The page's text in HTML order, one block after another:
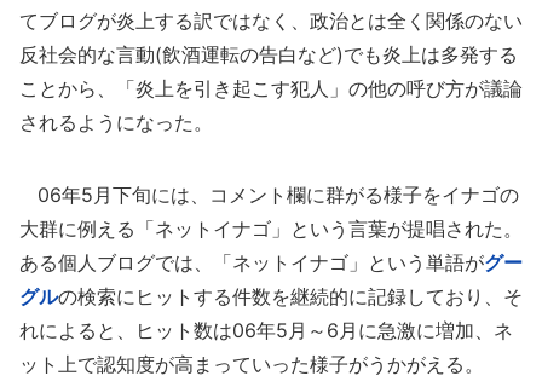
てブログが炎上する訳ではなく、政治とは全く関係のない
反社会的な言動(飲酒運転の告白など)でも炎上は多発する
ことから、「炎上を引き起こす犯人」の他の呼び方が議論
されるようになった。
06年5月下旬には、コメント欄に群がる様子をイナゴの
大群に例える「ネットイナゴ」という言葉が提唱された。
ある個人ブログでは、「ネットイナゴ」という単語がグー
グルの検索にヒットする件数を継続的に記録しており、そ
れによると、ヒット数は06年5月～6月に急激に増加、ネ
ット上で認知度が高まっていった様子がうかがえる。